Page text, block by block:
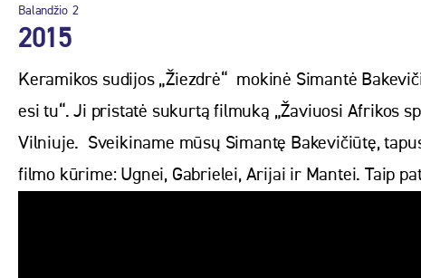
Balandžio 2
2015
Keramikos sudijos „Žiezdrė“ mokinė Simantė
esi tu“. Ji pristatė sukurtą filmuką „Žaviuosi Afrikos
Vilniuje. Sveikiname mūsų Simantę Bakevičiūtę,
filmo kūrime: Ugnei, Gabrielei, Arijai ir Mantei. Taip